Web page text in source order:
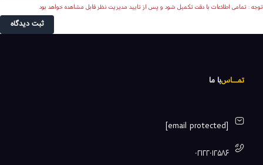
توجه : تمامی اطلاعات با دقت تکمیل شود و پس از تایید مدیریت نظر قابل مشاهده خواهد بود
ثبت دیدگاه
تمـــــاسبا ما
[email protected]
۰۲۱۲۲۰۱۲۵۸۶